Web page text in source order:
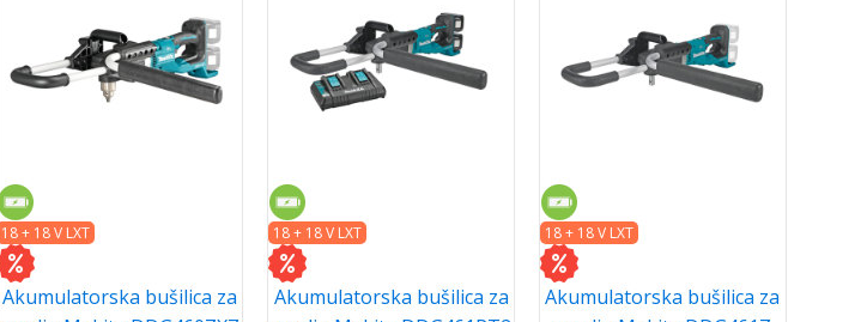
18 + 18 V LXT
Akumulatorska bušilica za
18 + 18 V LXT
Akumulatorska bušilica za
18 + 18 V LXT
Akumulatorska bušilica za